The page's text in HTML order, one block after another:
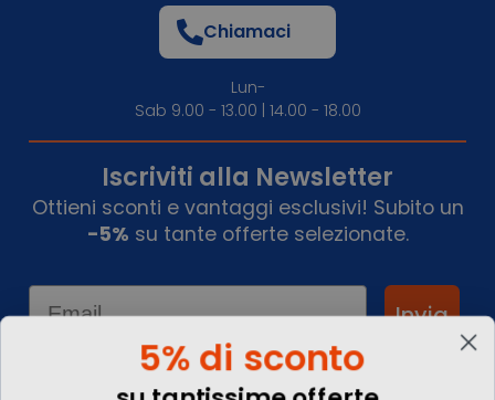
Chiamaci
Lun-
Sab 9.00 - 13.00 | 14.00 - 18.00
Iscriviti alla Newsletter
Ottieni sconti e vantaggi esclusivi! Subito un
-5% su tante offerte selezionate.
Email
Invia
5% di sconto